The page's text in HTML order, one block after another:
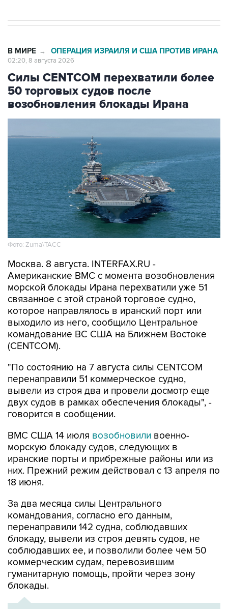
В МИРЕ → ОПЕРАЦИЯ ИЗРАИЛЯ И США ПРОТИВ ИРАНА
02:20, 8 августа 2026
Силы CENTCOM перехватили более
50 торговых судов после
возобновления блокады Ирана
Фото: Zuma\ТАСС
Москва. 8 августа. INTERFAX.RU -
Американские ВМС с момента возобновления
морской блокады Ирана перехватили уже 51
связанное с этой страной торговое судно,
которое направлялось в иранский порт или
выходило из него, сообщило Центральное
командование ВС США на Ближнем Востоке
(CENTCOM).
"По состоянию на 7 августа силы CENTCOM
перенаправили 51 коммерческое судно,
вывели из строя два и провели досмотр еще
двух судов в рамках обеспечения блокады", -
говорится в сообщении.
ВМС США 14 июля возобновили военно-
морскую блокаду судов, следующих в
иранские порты и прибрежные районы или из
них. Прежний режим действовал с 13 апреля по
18 июня.
За два месяца силы Центрального
командования, согласно его данным,
перенаправили 142 судна, соблюдавших
блокаду, вывели из строя девять судов, не
соблюдавших ее, и позволили более чем 50
коммерческим судам, перевозившим
гуманитарную помощь, пройти через зону
блокады.